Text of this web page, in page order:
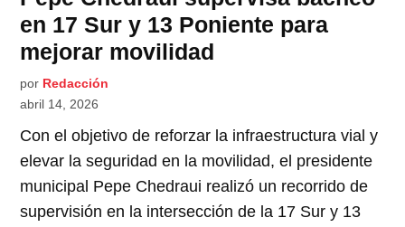
en 17 Sur y 13 Poniente para
mejorar movilidad
por Redacción
abril 14, 2026
Con el objetivo de reforzar la infraestructura vial y
elevar la seguridad en la movilidad, el presidente
municipal Pepe Chedraui realizó un recorrido de
supervisión en la intersección de la 17 Sur y 13